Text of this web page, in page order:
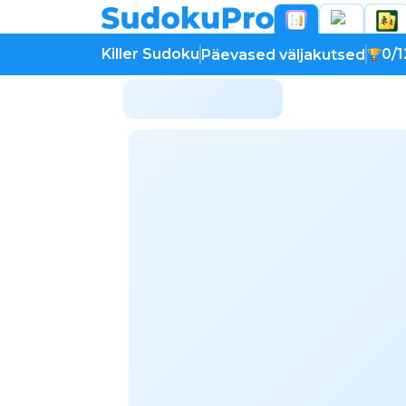
Killer Sudoku Päevased väljakutsed 0/